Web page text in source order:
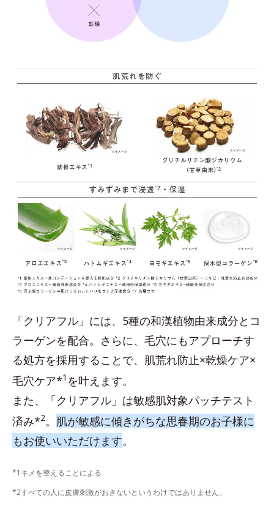
「クリアフル」には、5種の和漢植物由来成分とコ
ラーゲンを配合。さらに、毛穴にもアプローチす
る処方を採用することで、肌荒れ防止×乾燥ケア×
毛穴ケア*1 を叶えます。
また、「クリアフル」は敏感肌対象パッチテスト
済み*2。 肌が敏感に傾きがちな思春期のお子様に
もお使いいただけます。
*1キメを整えることによる
*2すべての人に皮膚刺激がおきないというわけではありません。